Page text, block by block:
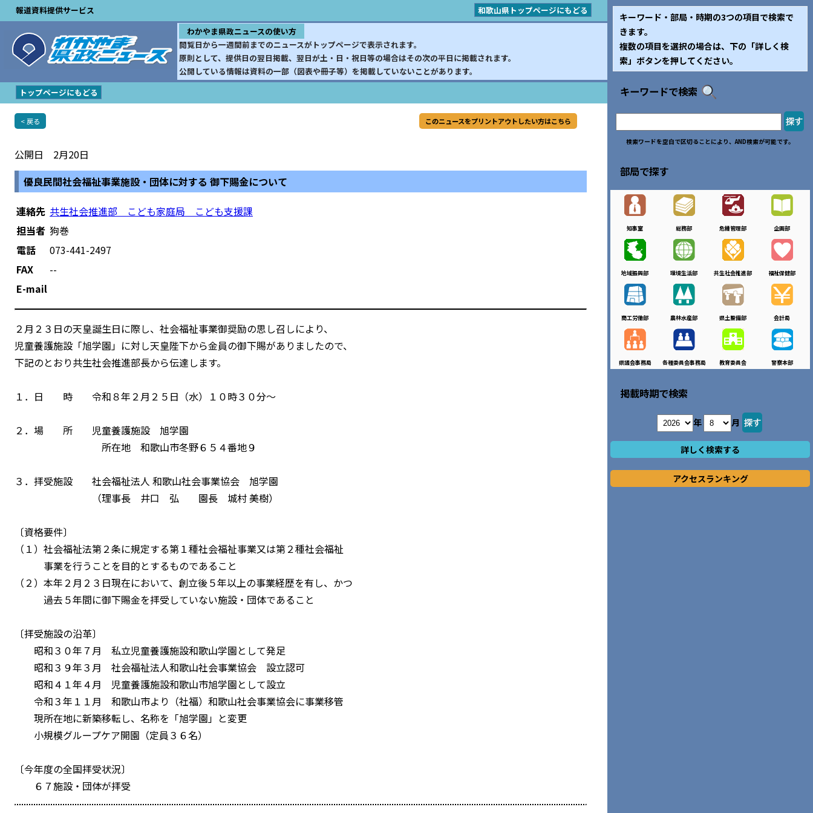
報道資料提供サービス
和歌山県トップページにもどる
わかやま県政ニュースの使い方
閲覧日から一週間前までのニュースがトップページで表示されます。
原則として、提供日の翌日掲載、翌日が土・日・祝日等の場合はその次の平日に掲載されます。
公開している情報は資料の一部（図表や冊子等）を掲載していないことがあります。
トップページにもどる
< 戻る このニュースをプリントアウトしたい方はこちら
公開日 2月20日
優良民間社会福祉事業施設・団体に対する 御下賜金について
連絡先 共生社会推進部 こども家庭局 こども支援課
担当者 狗巻
電話
073-441-2497
FAX
--
E-mail
２月２３日の天皇誕生日に際し、社会福祉事業御奨励の思し召しにより、
児童養護施設「旭学園」に対し天皇陛下から金員の御下賜がありましたので、
下記のとおり共生社会推進部長から伝達します。
１．日 時 令和８年２月２５日（水）１０時３０分～
２．場 所 児童養護施設 旭学園
所在地 和歌山市冬野６５４番地９
３．拝受施設 社会福祉法人 和歌山社会事業協会 旭学園
（理事長 井口 弘 園長 城村 美樹）
〔資格要件〕
（１）社会福祉法第２条に規定する第１種社会福祉事業又は第２種社会福祉
事業を行うことを目的とするものであること
（２）本年２月２３日現在において、創立後５年以上の事業経歴を有し、かつ
過去５年間に御下賜金を拝受していない施設・団体であること
〔拝受施設の沿革〕
昭和３０年７月 私立児童養護施設和歌山学園として発足
昭和３９年３月 社会福祉法人和歌山社会事業協会 設立認可
昭和４１年４月 児童養護施設和歌山市旭学園として設立
令和３年１１月 和歌山市より（社福）和歌山社会事業協会に事業移管
現所在地に新築移転し、名称を「旭学園」と変更
小規模グループケア開園（定員３６名）
〔今年度の全国拝受状況〕
６７施設・団体が拝受
キーワード・部局・時期の3つの項目で検索で
きます。
複数の項目を選択の場合は、下の「詳しく検
索」ボタンを押してください。
キーワードで検索
検索ワードを空白で区切ることにより、AND検索が可能です。
部局で探す
知事室 総務部 危機管理部 企画部
地域振興部 環境生活部 共生社会推進部 福祉保健部
商工労働部 農林水産部 県土整備部 会計局
県議会事務局 各種委員会事務局 教育委員会 警察本部
掲載時期で検索
年 月
詳しく検索する
アクセスランキング